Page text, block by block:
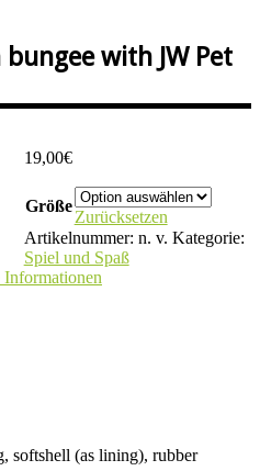
with JW Pet
19,00€
Größe
Zurücksetzen
Artikelnummer: n. v. Kategorie:
Spiel und Spaß
Informationen
softshell (as lining), rubber